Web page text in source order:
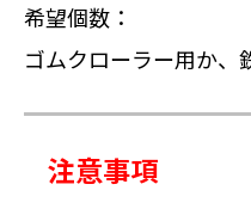
希望個数：
ゴムクローラー用か、
注意事項